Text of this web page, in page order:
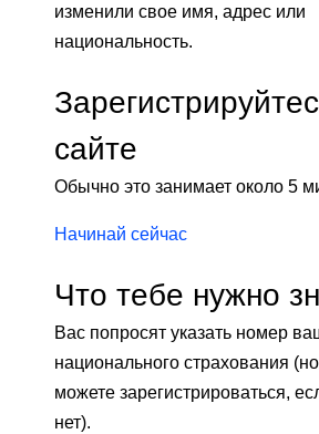
изменили свое имя, адрес или
национальность.
сайте
Обычно это занимает около 5
Начинай сейчас
Что тебе нужно
Вас попросят указать номер
национального страхования
можете зарегистрироваться,
нет).